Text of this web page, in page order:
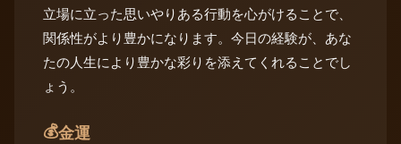
立場に立った思いやりある行動を心がけることで、
関係性がより豊かになります。今日の経験が、あな
たの人生により豊かな彩りを添えてくれることでし
ょう。
💰金運